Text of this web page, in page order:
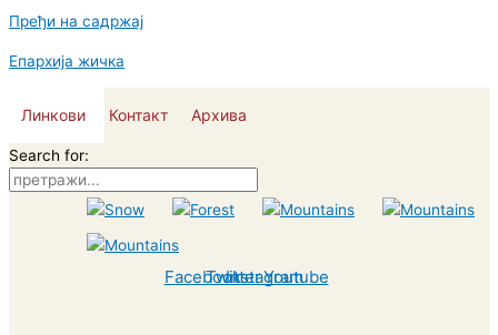
Пређи на садржај
Епархија жичка
Линкови Контакт Архива
Search for:
Facebook
Twitter
Instagram
Youtube